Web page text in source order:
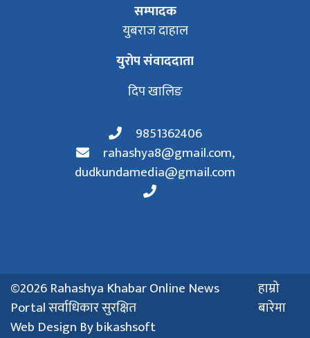
सम्पादक
युबराज दाहाल
युरोप संवाददाता
दिप खालिङ
9851362406
rahashya8@gmail.com,
dudkundamedia@gmail.com
©2026 Rahashya Khabar Online News
Portal सर्वाधिकार सुरक्षित
हाम्रो
बारेमा
Web Design Bybikashsoft